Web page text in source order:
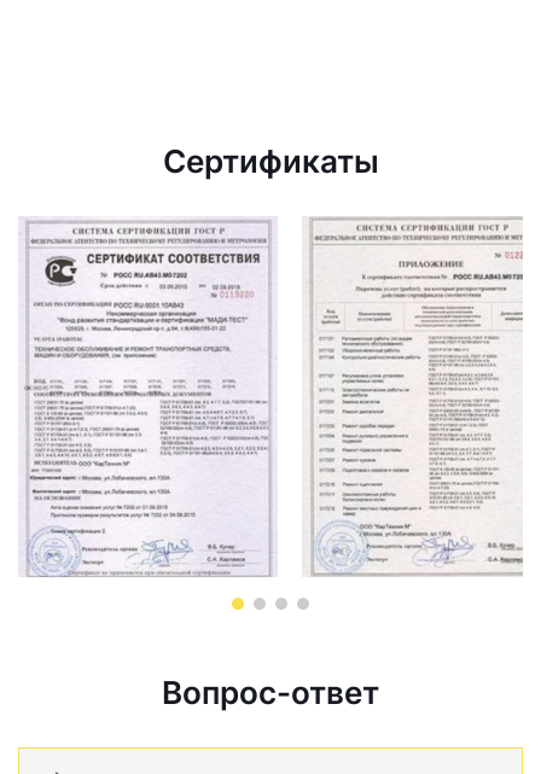
Сертификаты
Вопрос-ответ